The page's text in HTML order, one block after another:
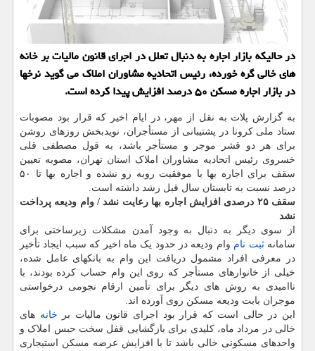
در حالیکه بازار اجاره به دنبال تعلل در اجرای قانون مالیات بر خانه
های خالی گره خورده، رئیس اتحادیه مشاوران املاک می گوید نرخها
در بازار اجاره مسکن ۵۰ درصد افزایش پیدا کرده است.
به گزارش پلات به نقل از مهر، در ایام اخیر که قرار بود مصوبات
ستاد ملی کرونا در پشتیبانی از مستأجران، نویدبخش روزهای روشن
برای هر دو قشر موجر و مستأجر باشد، به قول مصطفی قلی
خسروی رئیس اتحادیه مشاوران املاک استان تهران، مصوبه تعیین
سقف برای اجاره بها با موفقیت روبه رو نشده و اجاره بها تا ۵۰
درصد نسبت به تابستان سال قبل رشد داشته است.
سقف ۲۵ درصدی افزایش اجاره بها رعایت نشد / وام ودیعه پرداخت
نشد
از سوی دیگر به دنبال به وجود آمدن مشکلات زیرساختی برای
سامانهثبت نام وام ودیعه در حدود یک ماه اخیر که سبب ایجاد تأخیر
در معرفی افراد مشمول دریافت این وام به بانکهای عامل شده،
خیلی از خانوارهای مستأجر که روی این وام حساب کرده بودند، با
ناامیدی به روش های دیگر برای تأمین ارقام نجومی درخواستی
موجران بابت ودیعه مسکن روی آورده اند.
این در حالی است که قرار بود اجرای قانون مالیات بر خانه های
خالی در مرداد ماه، کلیدی برای بازگشایی قفل سخت حبس املاک و
واحدهای مسکونی خالی باشد تا با افزایش عرضه مسکن استیجاری